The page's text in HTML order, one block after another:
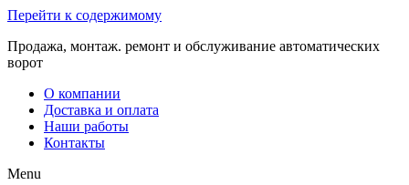
Перейти к содержимому
Продажа, монтаж. ремонт и обслуживание автоматических
ворот
О компании
Доставка и оплата
Наши работы
Контакты
Menu